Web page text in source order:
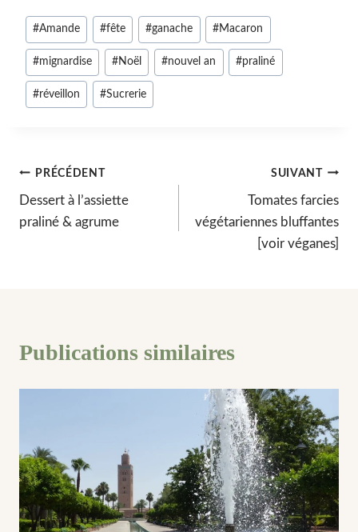
Étiquettes
de
la
publication :
#Amande #fête #ganache #Macaron
#mignardise #Noël #nouvel an #praliné
#réveillon #Sucrerie
Navigation
de
PRÉCÉDENT
Dessert à l’assiette
praliné & agrume
SUIVANT
Tomates farcies
végétariennes bluffantes
[voir véganes]
Publications similaires